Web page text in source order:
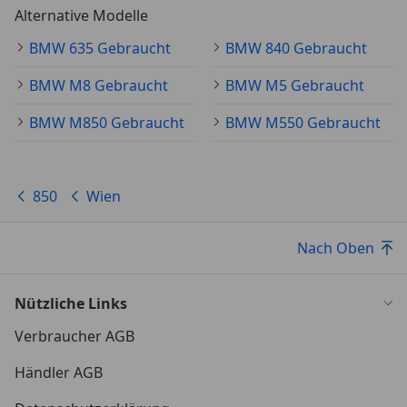
Alternative Modelle
BMW 635 Gebraucht
BMW 840 Gebraucht
BMW M8 Gebraucht
BMW M5 Gebraucht
BMW M850 Gebraucht
BMW M550 Gebraucht
850 Wien
Nach Oben
Nützliche Links
Verbraucher AGB
Händler AGB